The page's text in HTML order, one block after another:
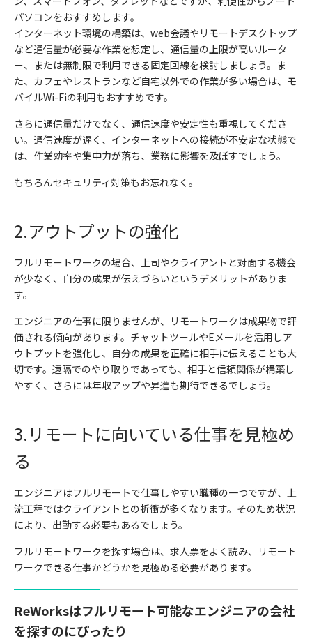
パソコンをおすすめします。
インターネット環境の構築は、 web会議やリモートデスクトップ
など通信量が必要な作業を想定し、通信量の上限が高いルータ
ー、または無制限で利用できる固定回線を検討しましょう。ま
た、カフェやレストランなど自宅以外での作業が多い場合は、モ
バイルWi-Fiの利用もおすすめです。
さらに通信量だけでなく、通信速度や安定性も重視してくださ
い。通信速度が遅く、インターネットへの接続が不安定な状態で
は、作業効率や集中力が落ち、業務に影響を及ぼすでしょう。
もちろんセキュリティ対策もお忘れなく。
2.アウトプットの強化
フルリモートワークの場合、上司やクライアントと対面する機会
が少なく、自分の成果が伝えづらいというデメリットがありま
す。
エンジニアの仕事に限りませんが、リモートワークは成果物で評
価される傾向があります。チャットツールやEメールを活用しア
ウトプットを強化し、自分の成果を正確に相手に伝えることも大
切です。遠隔でのやり取りであっても、相手と信頼関係が構築し
やすく、さらには年収アップや昇進も期待できるでしょう。
3. リモートに向いている仕事を見極め
る
エンジニアはフルリモートで仕事しやすい職種の一つですが、上
流工程ではクライアントとの折衝が多くなります。そのため状況
により、出勤する必要もあるでしょう。
フルリモートワークを探す場合は、求人票をよく読み、リモート
ワークできる仕事かどうかを見極める必要があります。
ReWorksはフルリモート可能なエンジニアの会社
を探すのにぴったり